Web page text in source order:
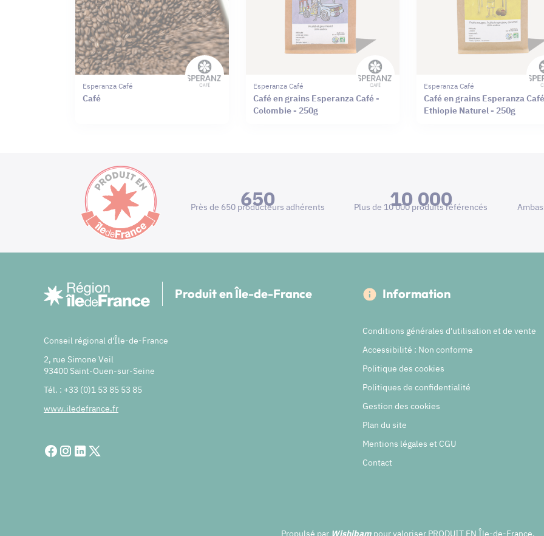
Esperanza Café
Café
Esperanza Café
Café en grains Esperanza Café -
Colombie - 250g
Esperanza Café
Café en grains Esperanza
Ethiopie Naturel - 250g
650
Près de 650 producteurs adhérents 10 000
Plus de 10 000 produits référencés
Produit en Île-de-France
Conseil régional d'Île-de-France
2, rue Simone Veil
93400 Saint-Ouen-sur-Seine
Tél. : +33 (0)1 53 85 53 85
www.iledefrance.fr
Information
Conditions générales d'utilisation et de vente
Accessibilité : Non conforme
Politique des cookies
Politiques de confidentialité
Gestion des cookies
Plan du site
Mentions légales et CGU
Contact
Propulsé par Wishibam pour valoriser PRODUIT EN Île-de-France.